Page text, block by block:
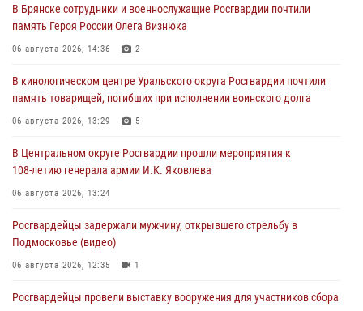
В Брянске сотрудники и военнослужащие Росгвардии почтили
память Героя России Олега Визнюка
06 августа 2026, 14:36 2
В кинологическом центре Уральского округа Росгвардии почтили
память товарищей, погибших при исполнении воинского долга
06 августа 2026, 13:29 5
В Центральном округе Росгвардии прошли мероприятия к
108‑летию генерала армии И.К. Яковлева
06 августа 2026, 13:24
Росгвардейцы задержали мужчину, открывшего стрельбу в
Подмосковье (видео)
06 августа 2026, 12:35 1
Росгвардейцы провели выставку вооружения для участников сбора